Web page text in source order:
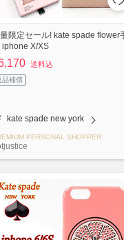
限定セール! kate spade flower
iphone X/XS
送料込
品補償
kate spade new york
PERSONAL SHOPPER